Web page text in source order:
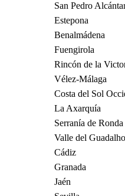
San Pedro
Estepona
Benalmádena
Fuengirola
Rincón de la
Vélez-Málaga
Costa del Sol
La Axarquía
Serranía de Ronda
Valle del
Cádiz
Granada
Jaén